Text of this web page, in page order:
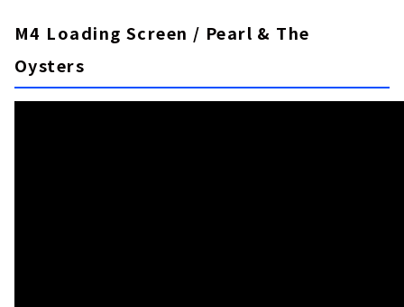
M4 Loading Screen / Pearl & The
Oysters